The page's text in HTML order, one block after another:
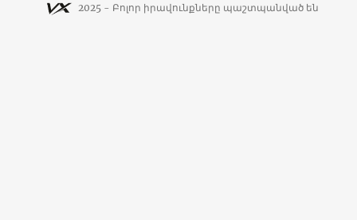
2025 - Բոլոր իրավունքները պաշտպանված են